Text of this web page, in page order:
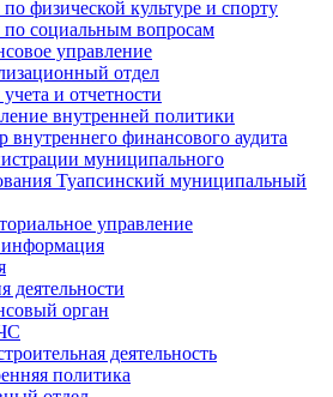
физической культуре и спорту
по социальным вопросам
управление
отдел
и отчетности
внутренней политики
внутреннего финансового аудита
муниципального
Туапсинский муниципальный
управление
информация
деятельности
орган
деятельность
политика